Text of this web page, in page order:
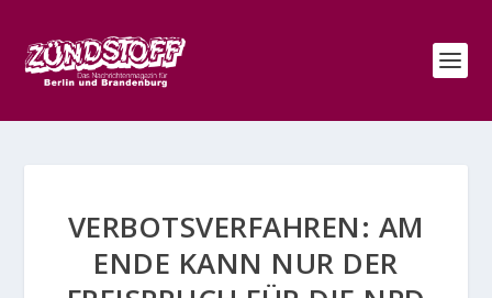
VERBOTSVERFAHREN: AM
ENDE KANN NUR DER